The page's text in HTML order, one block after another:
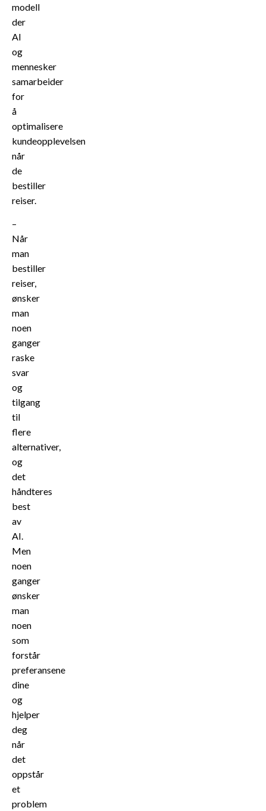
modell
der
AI
og
mennesker
samarbeider
for
å
optimalisere
kundeopplevelsen
når
de
bestiller
reiser.
–
Når
man
bestiller
reiser,
ønsker
man
noen
ganger
raske
svar
og
tilgang
til
flere
alternativer,
og
det
håndteres
best
av
AI.
Men
noen
ganger
ønsker
man
noen
som
forstår
preferansene
dine
og
hjelper
deg
når
det
oppstår
et
problem